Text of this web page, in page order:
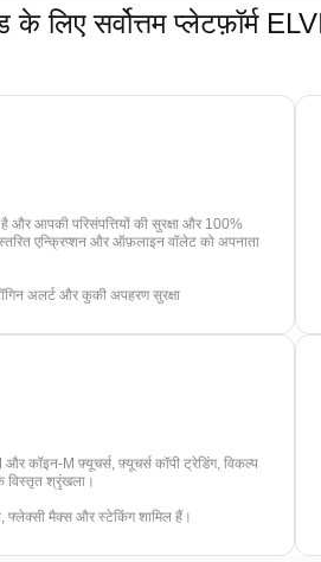
लिए सर्वोत्तम प्लेटफ़ॉर्म
और आपकी परिसंपत्तियों की सुरक्षा और 100%
एन्क्रिप्शन और ऑफ़लाइन वॉलेट को अपनाता
अलर्ट और कुकी अपहरण सुरक्षा
और कॉइन-M फ़्यूचर्स, फ़्यूचर्स कॉपी ट्रेडिंग, विकल्प
विस्तृत श्रृंखला।
फ्लेक्सी मैक्स और स्टेकिंग शामिल हैं।